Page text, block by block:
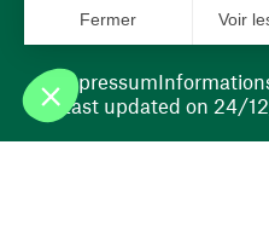
Last updated on 24/
Impressum